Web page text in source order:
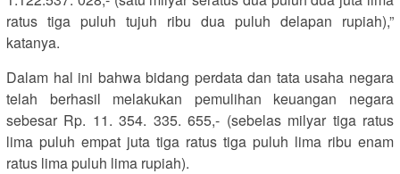
ratus tiga puluh tujuh ribu dua puluh delapan rupiah),”
katanya.
Dalam hal ini bahwa bidang perdata dan tata usaha negara
telah berhasil melakukan pemulihan keuangan negara
sebesar Rp. 11. 354. 335. 655,- (sebelas milyar tiga ratus
lima puluh empat juta tiga ratus tiga puluh lima ribu enam
ratus lima puluh lima rupiah).